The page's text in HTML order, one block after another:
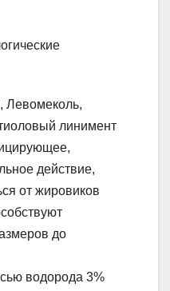
Левомеколь,
линимент
действие,
от жировиков
до
водорода 3%